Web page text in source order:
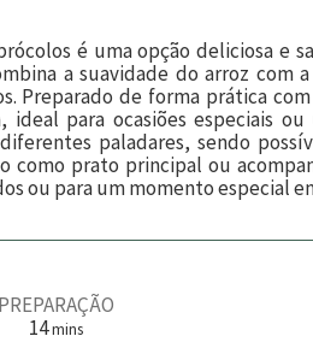
é uma opção deliciosa e
a suavidade do arroz com
Preparado de forma prática
ideal para ocasiões especiais
paladares, sendo
como prato principal ou
ou para um momento especial
PREPARAÇÃO
14m
mins